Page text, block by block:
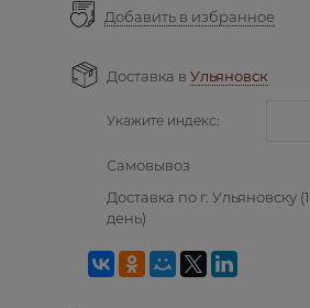
Добавить в избранное
Доставка в Ульяновск
Укажите индекс:
Самовывоз
Доставка по г. Ульяновску (1
день)